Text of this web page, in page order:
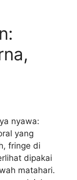
nyawa:
yang
fringe di
dipakai
matahari.